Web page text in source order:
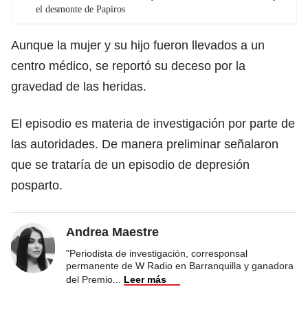
el desmonte de Papiros
Aunque la mujer y su hijo fueron llevados a un
centro médico, se reportó su deceso por la
gravedad de las heridas.
El episodio es materia de investigación por parte de
las autoridades. De manera preliminar señalaron
que se trataría de un episodio de depresión
posparto.
Andrea Maestre
"Periodista de investigación, corresponsal
permanente de W Radio en Barranquilla y ganadora
del Premio
Leer más